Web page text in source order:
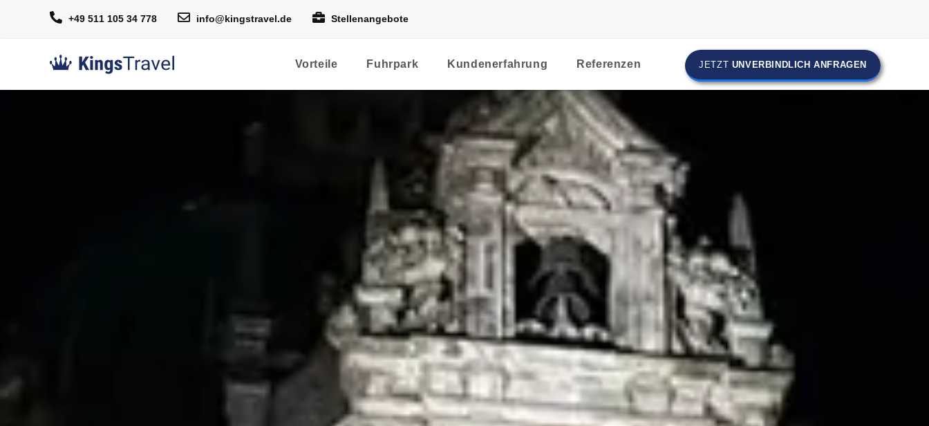
+49 511 105 34 778 info@kingstravel.de Stellenangebote
Vorteile Fuhrpark Kundenerfahrung Referenzen JETZT UNVERBINDLICH ANFRAGEN